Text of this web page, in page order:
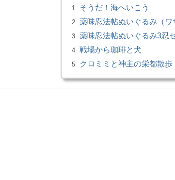
1
そうだ！海へいこう
2 薬味忍法帖ぬいぐるみ（ワ
3 薬味忍法帖ぬいぐるみ3忍
4 戦場から珈琲と犬
5 クロミミと神主の栄都散歩